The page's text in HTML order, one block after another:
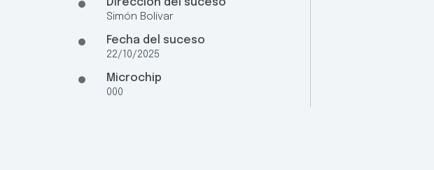
Direccion del suceso
Simón Bolívar
Fecha del suceso
22/10/2025
Microchip
000